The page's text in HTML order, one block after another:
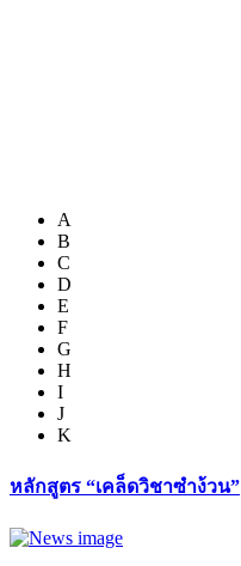
A
B
C
D
E
F
G
H
I
J
K
หลักสูตร “เคล็ดวิชาซำง้วน”